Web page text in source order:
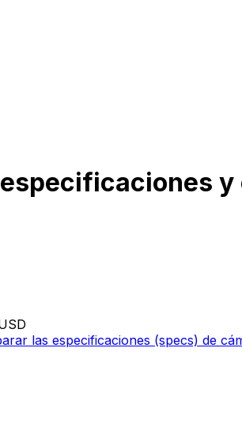
especificaciones
las especificaciones (specs) de